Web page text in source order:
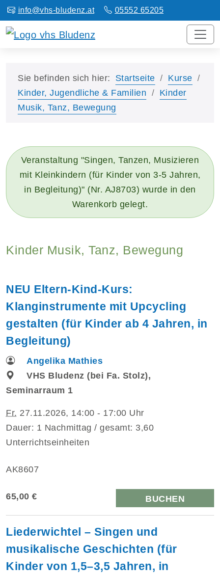
info@vhs-bludenz.at 05552 65205
Sie befinden sich hier: Startseite
Kurse
Kinder, Jugendliche & Familien
Kinder
Musik, Tanz, Bewegung
Veranstaltung "Singen, Tanzen, Musizieren
mit Kleinkindern (für Kinder von 3-5 Jahren,
in Begleitung)" (Nr. AJ8703) wurde in den
Warenkorb gelegt.
Kinder Musik, Tanz, Bewegung
NEU Eltern-Kind-Kurs:
Klanginstrumente mit Upcycling
gestalten (für Kinder ab 4 Jahren, in
Begleitung)
Angelika Mathies
VHS Bludenz (bei Fa. Stolz),
Seminarraum 1
Fr. 27.11.2026, 14:00 - 17:00 Uhr
Dauer: 1 Nachmittag / gesamt: 3,60
Unterrichtseinheiten
AK8607
65,00 € BUCHEN
Liederwichtel – Singen und
musikalische Geschichten (für
Kinder von 1,5–3,5 Jahren, in